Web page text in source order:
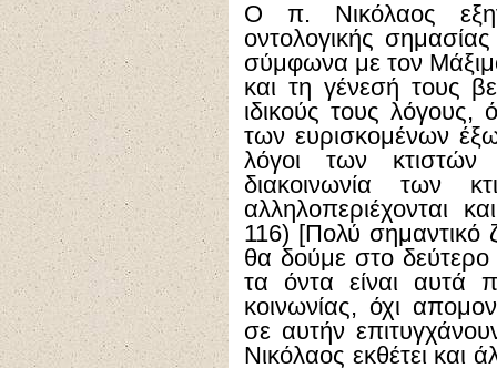
Ο π. Νικόλαος
οντολογικής
σύμφωνα με τον
και τη γένεσή τους
ιδικούς τους
των ευρισκομένων
λόγοι των
διακοινωνία των
αλληλοπεριέχονται
116) [Πολύ σημαντικό
θα δούμε στο
τα όντα είναι αυτά
κοινωνίας, όχι
σε αυτήν
Νικόλαος εκθέτει και